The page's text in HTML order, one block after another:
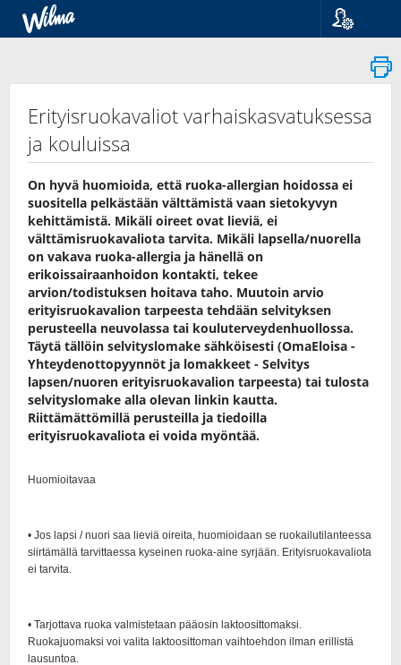
Suomi
Svenska
Erityisruokavaliot varhaiskasvatuksessa
ja kouluissa
On hyvä huomioida, että ruoka-allergian hoidossa ei
suositella pelkästään välttämistä vaan sietokyvyn
kehittämistä. Mikäli oireet ovat lieviä, ei
välttämisruokavaliota tarvita. Mikäli lapsella/nuorella
on vakava ruoka-allergia ja hänellä on
erikoissairaanhoidon kontakti, tekee
arvion/todistuksen hoitava taho. Muutoin arvio
erityisruokavalion tarpeesta tehdään selvityksen
perusteella neuvolassa tai kouluterveydenhuollossa.
Täytä tällöin selvityslomake sähköisesti (OmaEloisa -
Yhteydenottopyynnöt ja lomakkeet - Selvitys
lapsen/nuoren erityisruokavalion tarpeesta) tai tulosta
selvityslomake alla olevan linkin kautta.
Riittämättömillä perusteilla ja tiedoilla
erityisruokavaliota ei voida myöntää.